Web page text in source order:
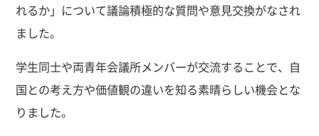
れるか」について議論積極的な質問や意見交換がなされ
ました。
学生同士や両青年会議所メンバーが交流することで、自
国との考え方や価値観の違いを知る素晴らしい機会とな
りました。